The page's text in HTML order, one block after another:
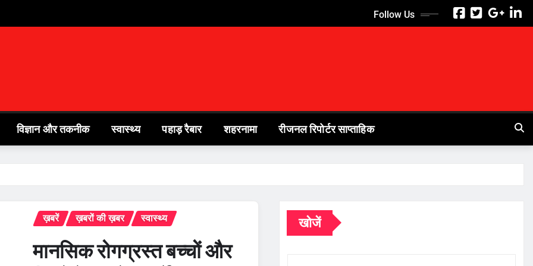
Follow Us
विज्ञान और तकनीक स्वास्थ्य पहाड़ रैबार शहरनामा रीजनल रिपोर्टर साप्ताहिक
ख़बरें ख़बरों की ख़बर स्वास्थ्य
मानसिक रोगग्रस्त बच्चों और
खोजें